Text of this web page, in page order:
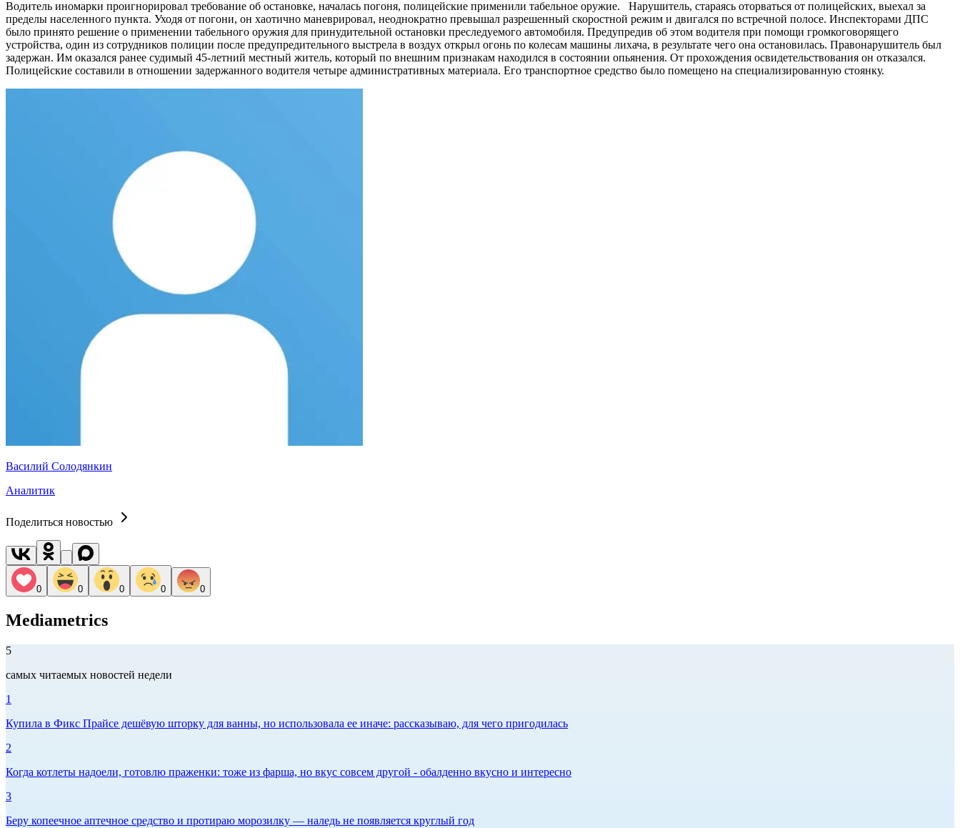
Водитель иномарки проигнорировал требование об остановке, началась погоня, полицейские применили табельное оружие. Нарушитель, стараясь оторваться от полицейских, выехал за
пределы населенного пункта. Уходя от погони, он хаотично маневрировал, неоднократно превышал разрешенный скоростной режим и двигался по встречной полосе. Инспекторами ДПС
было принято решение о применении табельного оружия для принудительной остановки преследуемого автомобиля. Предупредив об этом водителя при помощи громкоговорящего
устройства, один из сотрудников полиции после предупредительного выстрела в воздух открыл огонь по колесам машины лихача, в результате чего она остановилась. Правонарушитель был
задержан. Им оказался ранее судимый 45-летний местный житель, который по внешним признакам находился в состоянии опьянения. От прохождения освидетельствования он отказался.
Полицейские составили в отношении задержанного водителя четыре административных материала. Его транспортное средство было помещено на специализированную стоянку.
Василий Солодянкин
Аналитик
Поделиться новостью
0 0 0 0 0
Mediametrics
5
самых читаемых новостей недели
1
Купила в Фикс Прайсе дешёвую шторку для ванны, но использовала ее иначе: рассказываю, для чего пригодилась
2
Когда котлеты надоели, готовлю праженки: тоже из фарша, но вкус совсем другой - обалденно вкусно и интересно
3
Беру копеечное аптечное средство и протираю морозилку — наледь не появляется круглый год